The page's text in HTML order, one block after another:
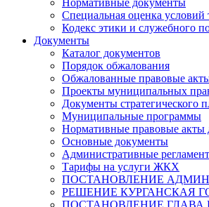
Нормативные документы
Специальная оценка условий
Кодекс этики и служебного
Документы
Каталог документов
Порядок обжалования
Обжалованные правовые
Проекты муниципальных
Документы стратегического
Муниципальные программы
Нормативные правовые акты
Основные документы
Административные
Тарифы на услуги ЖКХ
ПОСТАНОВЛЕНИЕ
РЕШЕНИЕ КУРГАНСКАЯ
ПОСТАНОВЛЕНИЕ ГЛАВА